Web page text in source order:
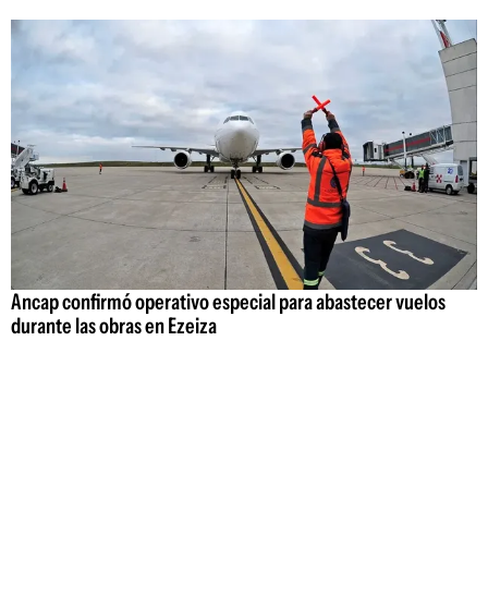
Ancap confirmó operativo especial para abastecer vuelos
durante las obras en Ezeiza